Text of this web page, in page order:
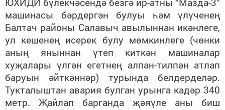
машинасы бәрдергән булуы һәм үлүченең
Балтач районы Салавыч авылыннан икәнлеге,
ул кешенең исерек булу мөмкинлеге (чөнки
аның яныннан үтеп киткән машиналар
хуҗалары үлгән егетнең алпан-тилпән атлап
баруын әйткәннәр) турында белдерделәр.
Тукталыштан авария булган урынга кадәр 340
метр. Җайлап барганда җәяүле аны биш